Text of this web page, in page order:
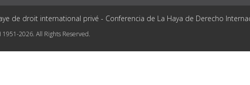
de droit international privé - Conferencia de La Haya de Derecho
1951-2026. All Rights Reserved.